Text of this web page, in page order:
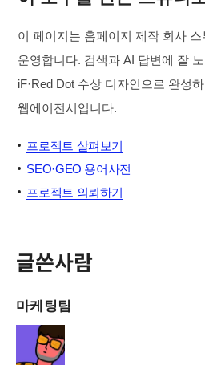
이 페이지는 홈페이지 제작 회사
운영합니다. 검색과 AI 답변에 잘
iF·Red Dot 수상 디자인으로 완성
웹에이전시입니다.
프로젝트 살펴보기
SEO·GEO 용어사전
프로젝트 의뢰하기
글쓴사람
마케팅팀
김정태